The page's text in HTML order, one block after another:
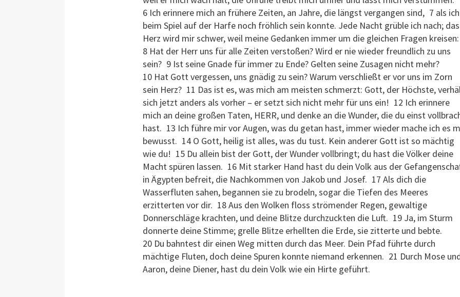
6 Ich erinnere mich an frühere Zeiten, an Jahre, die längst vergangen sind, 7 als ich
beim Spiel auf der Harfe noch fröhlich sein konnte. Jede Nacht grüble ich nach; das
Herz wird mir schwer, weil meine Gedanken immer um die gleichen Fragen kreisen:
8 Hat der Herr uns für alle Zeiten verstoßen? Wird er nie wieder freundlich zu uns
sein? 9 Ist seine Gnade für immer zu Ende? Gelten seine Zusagen nicht mehr?
10 Hat Gott vergessen, uns gnädig zu sein? Warum verschließt er vor uns im Zorn
sein Herz? 11 Das ist es, was mich am meisten schmerzt: Gott, der Höchste,
sich jetzt anders als vorher – er setzt sich nicht mehr für uns ein! 12 Ich erinnere
mich an deine großen Taten, HERR, und denke an die Wunder, die du einst
hast. 13 Ich führe mir vor Augen, was du getan hast, immer wieder mache ich es
bewusst. 14 O Gott, heilig ist alles, was du tust. Kein anderer Gott ist so mächtig
wie du! 15 Du allein bist der Gott, der Wunder vollbringt; du hast die Völker deine
Macht spüren lassen. 16 Mit starker Hand hast du dein Volk aus der
in Ägypten befreit, die Nachkommen von Jakob und Josef. 17 Als dich die
Wasserfluten sahen, begannen sie zu brodeln, sogar die Tiefen des Meeres
erzitterten vor dir. 18 Aus den Wolken floss strömender Regen, gewaltige
Donnerschläge krachten, und deine Blitze durchzuckten die Luft. 19 Ja, im Sturm
donnerte deine Stimme; grelle Blitze erhellten die Erde, sie zitterte und bebte.
20 Du bahntest dir einen Weg mitten durch das Meer. Dein Pfad führte durch
mächtige Fluten, doch deine Spuren konnte niemand erkennen. 21 Durch Mose
Aaron, deine Diener, hast du dein Volk wie ein Hirte geführt.